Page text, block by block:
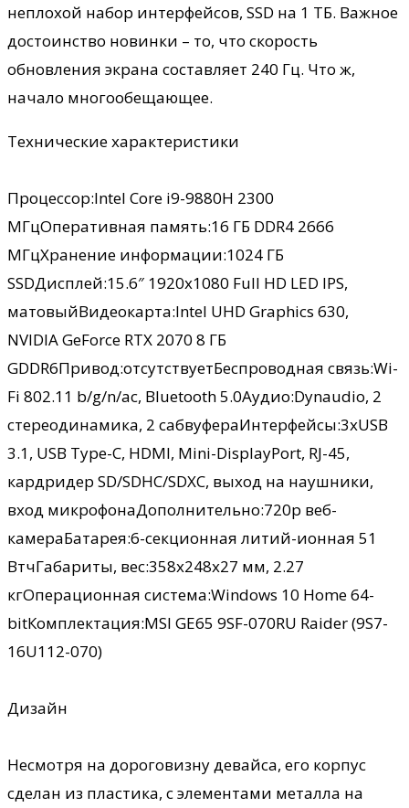
неплохой набор интерфейсов, SSD на 1 ТБ. Важное
достоинство новинки – то, что скорость
обновления экрана составляет 240 Гц. Что ж,
начало многообещающее.
Технические характеристики
Процессор:Intel Core i9-9880H 2300
МГцОперативная память:16 ГБ DDR4 2666
МГцХранение информации:1024 ГБ
SSDДисплей:15.6″ 1920х1080 Full HD LED IPS,
матовыйВидеокарта:Intel UHD Graphics 630,
NVIDIA GeForce RTX 2070 8 ГБ
GDDR6Привод:отсутствуетБеспроводная связь:Wi-
Fi 802.11 b/g/n/ac, Bluetooth 5.0Аудио:Dynaudio, 2
стереодинамика, 2 сабвуфераИнтерфейсы:3хUSB
3.1, USB Type-C, HDMI, Mini-DisplayPort, RJ-45,
кардридер SD/SDHC/SDXC, выход на наушники,
вход микрофонаДополнительно:720p веб-
камераБатарея:6-секционная литий-ионная 51
ВтчГабариты, вес:358х248х27 мм, 2.27
кгОперационная система:Windows 10 Home 64-
bitКомплектация:MSI GE65 9SF-070RU Raider (9S7-
16U112-070)
Дизайн
Несмотря на дороговизну девайса, его корпус
сделан из пластика, с элементами металла на